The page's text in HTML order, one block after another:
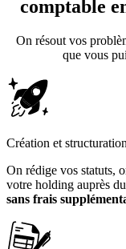
comptable
On résout vos
que vous
Création et structuration
On rédige vos statuts,
votre holding auprès
sans frais